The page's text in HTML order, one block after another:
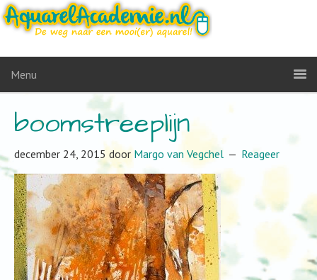
Menu
boomstreeplijn
december 24, 2015 door Margo van Vegchel Reageer